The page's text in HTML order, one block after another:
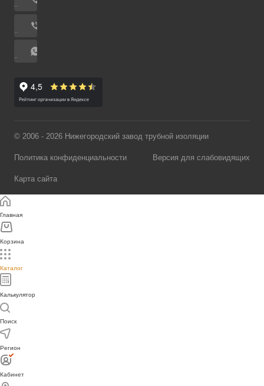
© 2006 - 2026 Нижегородский завод трубной изоляции
Политика конфиденциальности Версия для слабовидящих
Карта сайта
Главная
Корзина
Каталог
Калькулятор
Поиск
Регион
Кабинет